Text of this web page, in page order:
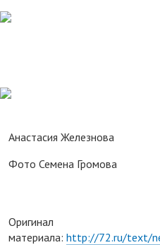
Анастасия Железнова
Фото Семена Громова
Оригинал
материала: http://72.ru/text/